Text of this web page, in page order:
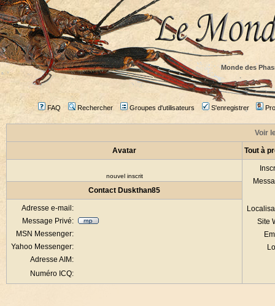
Monde des
FAQ Rechercher Groupes d'utilisateurs S'enregistrer
Voir
Avatar Tout à
nouvel inscrit
Site
Contact Duskthan85
Adresse e-mail:
Message Privé:
MSN Messenger:
Yahoo Messenger:
Adresse AIM:
Numéro ICQ: